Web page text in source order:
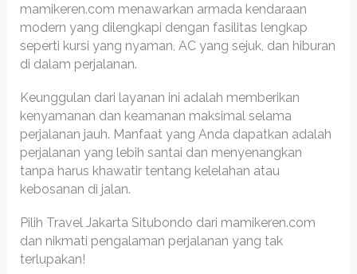
mamikeren.com menawarkan armada kendaraan
modern yang dilengkapi dengan fasilitas lengkap
seperti kursi yang nyaman, AC yang sejuk, dan hiburan
di dalam perjalanan.
Keunggulan dari layanan ini adalah memberikan
kenyamanan dan keamanan maksimal selama
perjalanan jauh. Manfaat yang Anda dapatkan adalah
perjalanan yang lebih santai dan menyenangkan
tanpa harus khawatir tentang kelelahan atau
kebosanan di jalan.
Pilih Travel Jakarta Situbondo dari mamikeren.com
dan nikmati pengalaman perjalanan yang tak
terlupakan!